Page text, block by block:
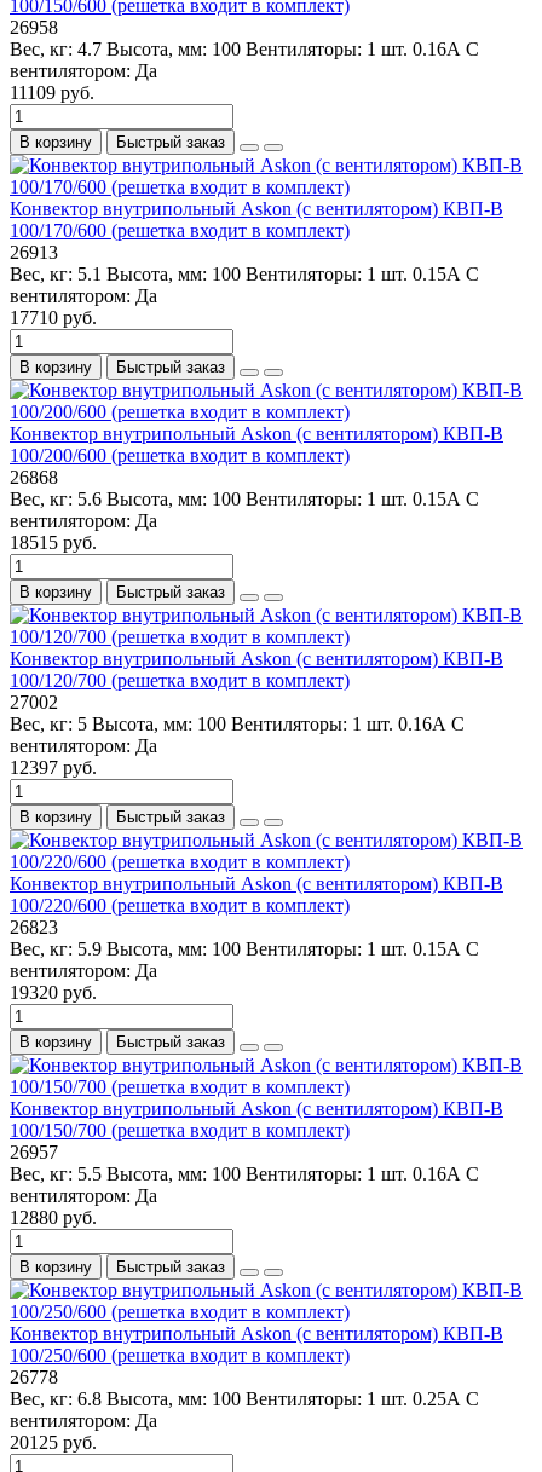
100/150/600 (решетка входит в комплект)
26958
Вес, кг: 4.7 Высота, мм: 100 Вентиляторы: 1 шт. 0.16А С
вентилятором: Да
11109 руб.
В корзину Быстрый заказ
Конвектор внутрипольный Askon (с вентилятором) КВП-В
100/170/600 (решетка входит в комплект)
26913
Вес, кг: 5.1 Высота, мм: 100 Вентиляторы: 1 шт. 0.15А С
вентилятором: Да
17710 руб.
В корзину Быстрый заказ
Конвектор внутрипольный Askon (с вентилятором) КВП-В
100/200/600 (решетка входит в комплект)
26868
Вес, кг: 5.6 Высота, мм: 100 Вентиляторы: 1 шт. 0.15А С
вентилятором: Да
18515 руб.
В корзину Быстрый заказ
Конвектор внутрипольный Askon (с вентилятором) КВП-В
100/120/700 (решетка входит в комплект)
27002
Вес, кг: 5 Высота, мм: 100 Вентиляторы: 1 шт. 0.16А С
вентилятором: Да
12397 руб.
В корзину Быстрый заказ
Конвектор внутрипольный Askon (с вентилятором) КВП-В
100/220/600 (решетка входит в комплект)
26823
Вес, кг: 5.9 Высота, мм: 100 Вентиляторы: 1 шт. 0.15А С
вентилятором: Да
19320 руб.
В корзину Быстрый заказ
Конвектор внутрипольный Askon (с вентилятором) КВП-В
100/150/700 (решетка входит в комплект)
26957
Вес, кг: 5.5 Высота, мм: 100 Вентиляторы: 1 шт. 0.16А С
вентилятором: Да
12880 руб.
В корзину Быстрый заказ
Конвектор внутрипольный Askon (с вентилятором) КВП-В
100/250/600 (решетка входит в комплект)
26778
Вес, кг: 6.8 Высота, мм: 100 Вентиляторы: 1 шт. 0.25А С
вентилятором: Да
20125 руб.